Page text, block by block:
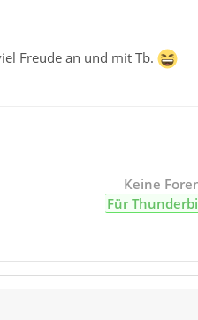
Freude an und mit Tb.
Keine
Für